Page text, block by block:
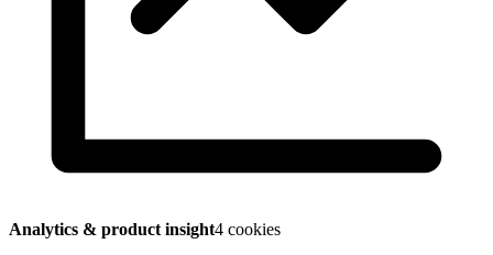
Analytics & product insight4 cookies